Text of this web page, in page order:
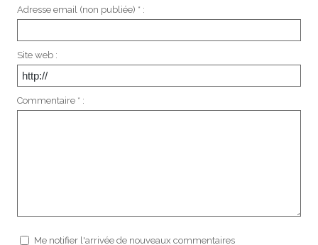
Adresse email (non publiée) * :
Site web :
Commentaire * :
Me notifier l'arrivée de nouveaux commentaires